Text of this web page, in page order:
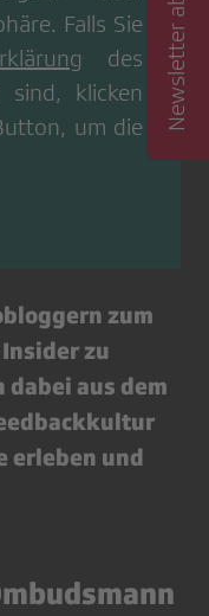
Falls Sie
des
sind, klicken
um die
zum
zu
dabei aus dem
erleben und